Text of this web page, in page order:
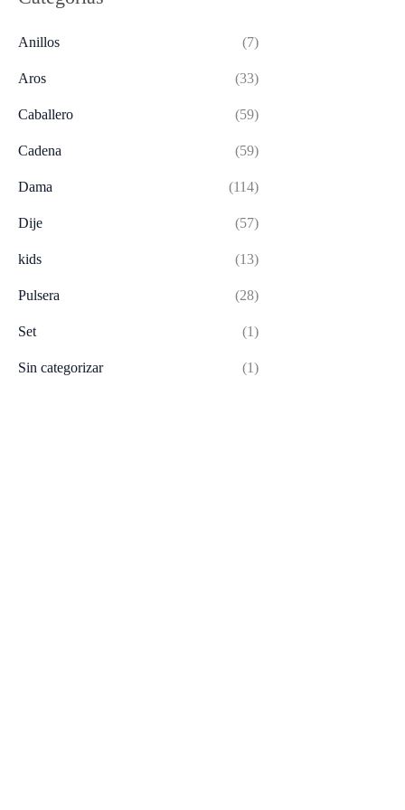
Anillos (7)
Aros (33)
Caballero (59)
Cadena (59)
Dama (114)
Dije (57)
kids (13)
Pulsera (28)
Set (1)
Sin categorizar (1)